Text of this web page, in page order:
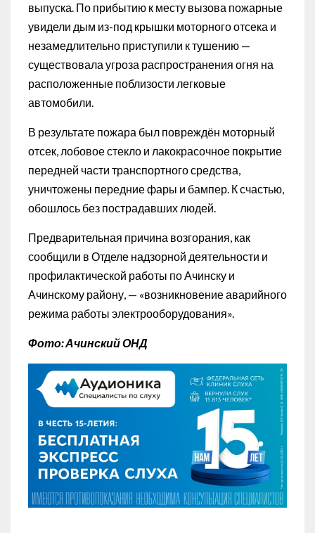
выпуска. По прибытию к месту вызова пожарные
увидели дым из-под крышки моторного отсека и
незамедлительно приступили к тушению —
существовала угроза распространения огня на
расположенные поблизости легковые
автомобили.
В результате пожара был повреждён моторный
отсек, лобовое стекло и лакокрасочное покрытие
передней части транспортного средства,
уничтожены передние фары и бампер. К счастью,
обошлось без пострадавших людей.
Предварительная причина возгорания, как
сообщили в Отделе надзорной деятельности и
профилактической работы по Ачинску и
Ачинскому району, — «возникновение аварийного
режима работы электрооборудования».
Фото: Ачинский ОНД